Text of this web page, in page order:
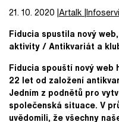
21. 10. 2020 Artalk
Fiducia spustila nový
aktivity / Antikvariát a
Fiducia spouští nový
22 let od založení
Jedním z podnětů pro
společenská situace. V
uvědomili, že všechny